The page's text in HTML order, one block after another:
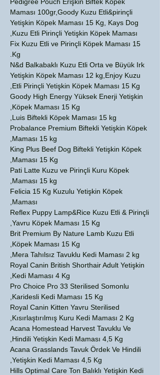
Maması 100gr,Goody Kuzu Etli&pirinçli
Yetişkin Köpek Maması 15 Kg, Kays Dog
Kuzu Etli Pirinçli Yetişkin Köpek Maması,
Fix Kuzu Etli ve Pirinçli Köpek Maması 15
Kg.
N&d Balkabaklı Kuzu Etli Orta ve Büyük Irk
Yetişkin Köpek Maması 12 kg,Enjoy Kuzu
Etli Pirinçli Yetişkin Köpek Maması 15 Kg,
Goody High Energy Yüksek Enerji Yetişkin
Köpek Maması 15 Kg,
Luis Biftekli Köpek Maması 15 kg,
Probalance Premium Biftekli Yetişkin Köpek
Maması 15 kg,
King Plus Beef Dog Biftekli Yetişkin Köpek
Maması 15 Kg,
Pati Latte Kuzu ve Pirinçli Kuru Köpek
Maması 15 kg,
Felicia 15 Kg Kuzulu Yetişkin Köpek
Maması,
Reflex Puppy Lamp&Rice Kuzu Etli & Pirinçli
Yavru Köpek Maması 15 Kg,
Brit Premium By Nature Lamb Kuzu Etli
Köpek Maması 15 Kg,
Mera Tahılsız Tavuklu Kedi Maması 2 kg,
Royal Canin British Shorthair Adult Yetişkin
Kedi Maması 4 Kg,
Pro Choice Pro 33 Sterilised Somonlu
Karidesli Kedi Maması 15 Kg,
Royal Canin Kitten Yavru Sterilised
Kısırlaştırılmış Kuru Kedi Maması 2 Kg,
Acana Homestead Harvest Tavuklu Ve
Hindili Yetişkin Kedi Maması 4,5 Kg,
Acana Grasslands Tavuk Ördek Ve Hindili
Yetişkin Kedi Maması 4,5 Kg,
Hills Optimal Care Ton Balıklı Yetişkin Kedi